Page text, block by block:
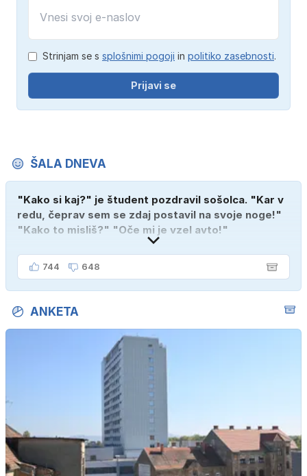
Strinjam se s splošnimi pogoji in politiko zasebnosti.
Prijavi se
ŠALA DNEVA
"Kako si kaj?" je študent pozdravil sošolca. "Kar v
redu, čeprav sem se zdaj postavil na svoje noge!"
"Kako to misliš?" "Oče mi je vzel avto!"
744 648
ANKETA